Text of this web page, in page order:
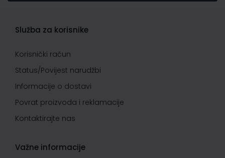
Služba za korisnike
Korisnički račun
Status/Povijest narudžbi
Informacije o dostavi
Povrat proizvoda i reklamacije
Kontaktirajte nas
Važne informacije